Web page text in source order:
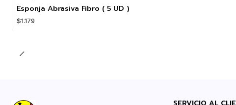
Esponja Abrasiva Fibro ( 5 UD )
$1.179